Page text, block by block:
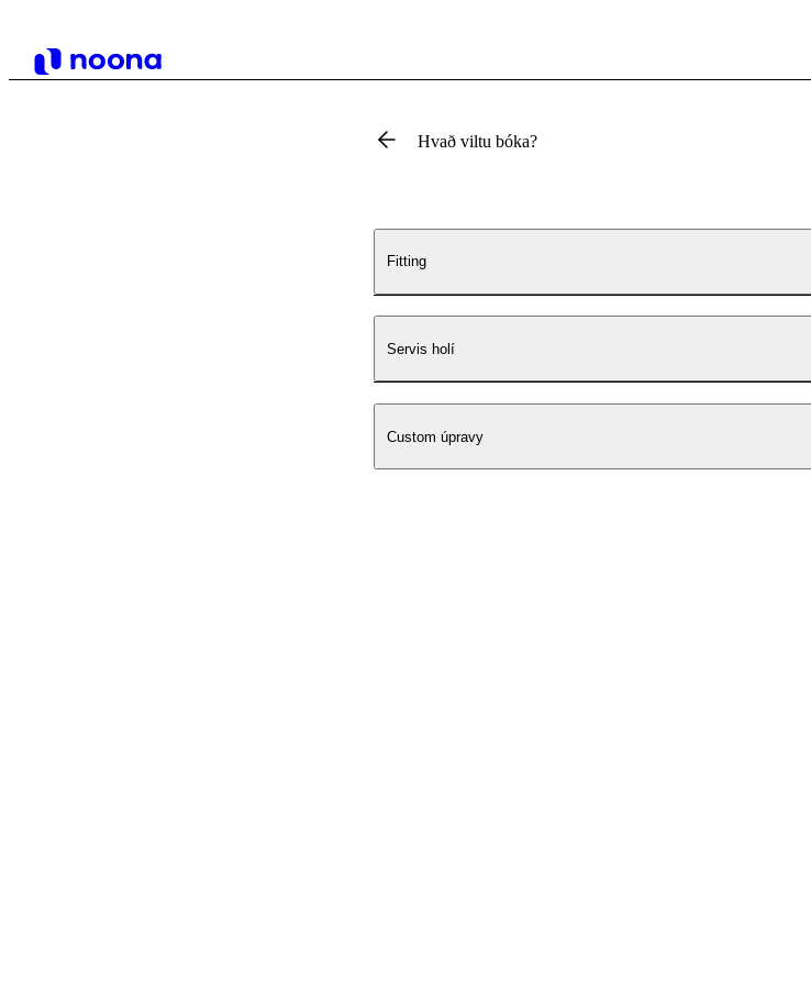
Hvað viltu bóka?
Fitting
Servis holí
Custom úpravy